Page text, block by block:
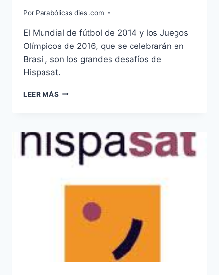
Por Parabólicas diesl.com
El Mundial de fútbol de 2014 y los Juegos
Olímpicos de 2016, que se celebrarán en
Brasil, son los grandes desafíos de
Hispasat.
LEER MÁS MUNDIAL
PRÓXIMO
DESAFÍO
DE
HISPASAT